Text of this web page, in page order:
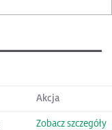
Akcja
Zobacz szczegóły